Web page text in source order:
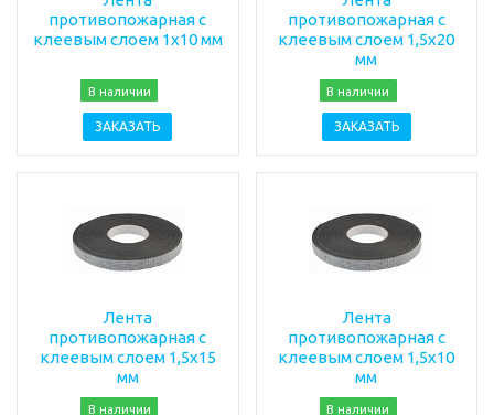
противопожарная с
клеевым слоем 1х10 мм
В наличии
ЗАКАЗАТЬ
противопожарная с
клеевым слоем 1,5х20
мм
В наличии
ЗАКАЗАТЬ
Лента
противопожарная с
клеевым слоем 1,5х15
мм
В наличии
Лента
противопожарная с
клеевым слоем 1,5х10
мм
В наличии